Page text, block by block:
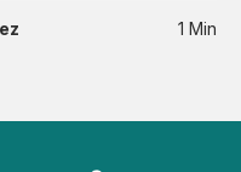
1 Min